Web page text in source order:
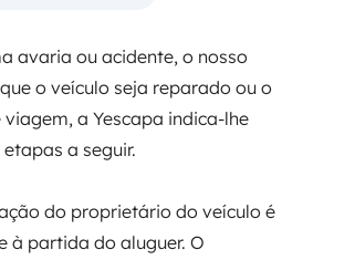
avaria ou acidente, o nosso
o veículo seja reparado ou o
a Yescapa indica-lhe
a seguir.
do proprietário do veículo é
à partida do aluguer. O